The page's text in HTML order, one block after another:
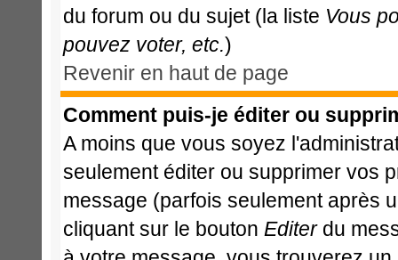
du forum ou du sujet (la liste Vous
pouvez voter, etc.)
Revenir en haut de page
Comment puis-je éditer ou
A moins que vous soyez
seulement éditer ou supprimer vos
message (parfois seulement après
cliquant sur le bouton Editerdu